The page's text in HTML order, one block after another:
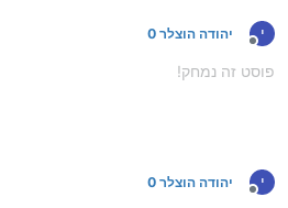
י
מנותק
יהודה הוצלר 0
פוסט זה נמחק!
י
מנותק
יהודה הוצלר 0